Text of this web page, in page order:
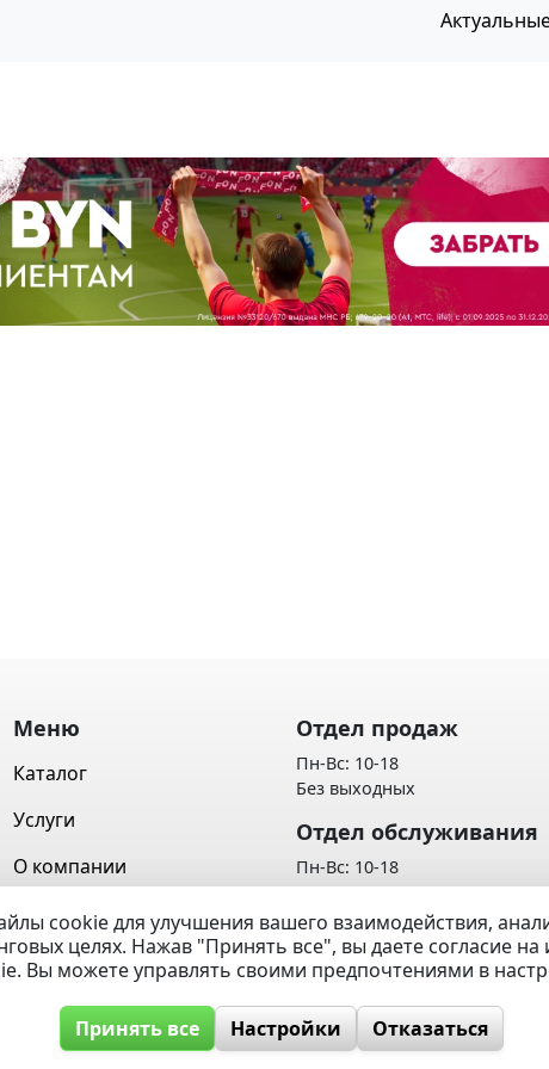
Меню
Каталог
Услуги
О компании
Контакты
Вопрос / Ответ
Отдел продаж
Пн-Вс: 10-18
Без выходных
Отдел обслуживания
Пн-Вс: 10-18
Без выходных
Политика обработки
данных
cookie для улучшения вашего взаимодействия,
целях. Нажав "Принять все", вы даете согласие
Вы можете управлять своими предпочтениями в
Принять все
Настройки Отказаться